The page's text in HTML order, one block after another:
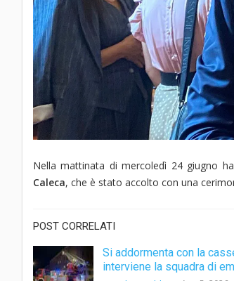
Nella mattinata di mercoledì 24 giugno
Caleca, che è stato accolto con una
POST CORRELATI
Si addormenta con la
interviene la squadra di